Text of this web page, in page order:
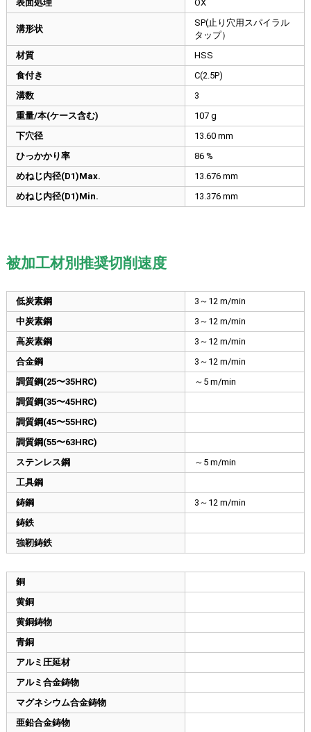
表面処理 OX
溝形状
SP(止り穴用スパイラル
タップ）
材質
HSS
食付き
C(2.5P)
溝数
3
重量/本(ケース含む)
107 g
下穴径
13.60 mm
ひっかかり率
86 %
めねじ内径(D1)Max.
13.676 mm
めねじ内径(D1)Min.
13.376 mm
被加工材別推奨切削速度
低炭素鋼
3～12 m/min
中炭素鋼
3～12 m/min
高炭素鋼
3～12 m/min
合金鋼
3～12 m/min
調質鋼(25〜35HRC)
～5 m/min
調質鋼(35〜45HRC)
調質鋼(45〜55HRC)
調質鋼(55〜63HRC)
ステンレス鋼
～5 m/min
工具鋼
鋳鋼
3～12 m/min
鋳鉄
強靭鋳鉄
銅
黄銅
黄銅鋳物
青銅
アルミ圧延材
アルミ合金鋳物
マグネシウム合金鋳物
亜鉛合金鋳物